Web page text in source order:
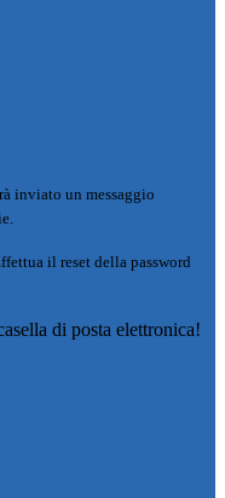
inviato un messaggio
il reset della password
di posta elettronica!